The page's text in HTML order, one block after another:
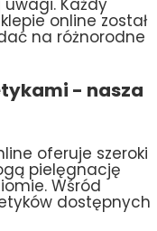
online został
na różnorodne
- nasza
oferuje szeroki
pielęgnację
Wśród
dostępnych